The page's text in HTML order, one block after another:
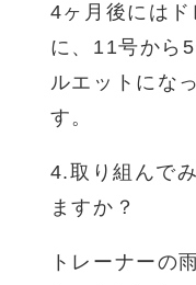
4ヶ月後にはド
に、11号から
ルエットにな
す。
4.取り組んで
ますか？
トレーナーの